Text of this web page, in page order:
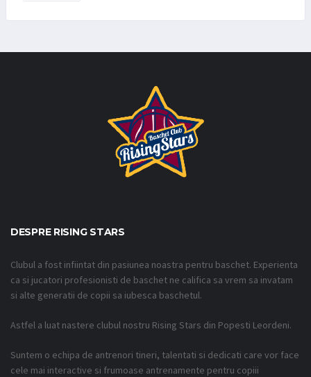
DESPRE RISING STARS
Clubul a fost infiintat din pasiunea noastra pentru baschet. Experienta
ca si jucatori profesionisti de baschet ne califica sa vrem sa invatam
si alte generatii de copii sa iubesca baschetul.
Astfel a luat nastere clubul nostru Rising Stars din Popesti Leordeni.
Suntem o echipa de antrenori tineri, talentati si dedicati care vor face
cele mai interactive si frumoase antrenamente pentru copiii